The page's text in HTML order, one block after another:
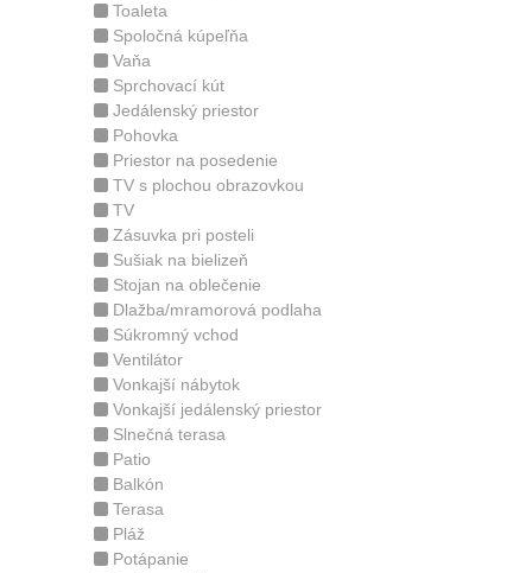
Toaleta
Spoločná kúpeľňa
Vaňa
Sprchovací kút
Jedálenský priestor
Pohovka
Priestor na posedenie
TV s plochou obrazovkou
TV
Zásuvka pri posteli
Sušiak na bielizeň
Stojan na oblečenie
Dlažba/mramorová podlaha
Súkromný vchod
Ventilátor
Vonkajší nábytok
Vonkajší jedálenský priestor
Slnečná terasa
Patio
Balkón
Terasa
Pláž
Potápanie